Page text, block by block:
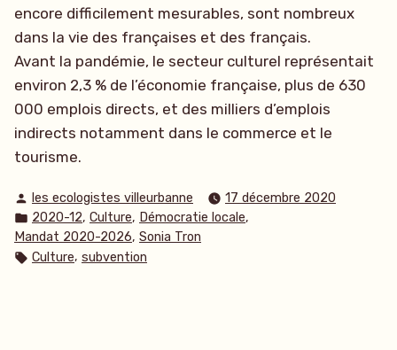
encore difficilement mesurables, sont nombreux
dans la vie des françaises et des français.
Avant la pandémie, le secteur culturel représentait
environ 2,3 % de l’économie française, plus de 630
000 emplois directs, et des milliers d’emplois
indirects notamment dans le commerce et le
tourisme.
Publié
par
les ecologistes villeurbanne
17 décembre 2020
Publié
dans
2020-12, Culture, Démocratie locale,
Mandat 2020-2026, Sonia Tron
Étiquettes :
Culture, subvention